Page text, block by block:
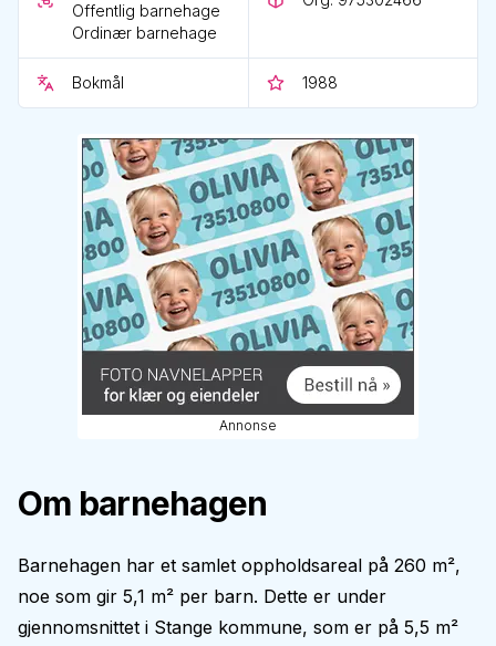
Offentlig barnehage
Ordinær barnehage
Bokmål 1988
Annonse
Om barnehagen
Barnehagen har et samlet oppholdsareal på 260 m²,
noe som gir 5,1 m² per barn. Dette er under
gjennomsnittet i Stange kommune, som er på 5,5 m²